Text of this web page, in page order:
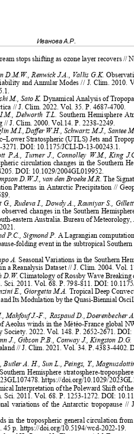
Иванова А.Р.
stops shifting as ozone layer recovers //
D.M.W., Renwick J.A., Vallis G.K.
and Annular Modes // J. Clim. 2010.
M., Sato K. Dynamical Analysis of
// J. Clim. 2022. Vol. 35. P. 4687-4700.
Delworth T.L.Southern Hemisphere
// J. Clim. 2000. Vol.14. P. 2238-2249.
M.I., Daffer W.H., Schwartz M.J., Santee
Stratospheric (UTLS) Jets and
DOI: 10.1175/JCLI-D-13-00243.1.
P.A., Turner J., Connolley W.M., King
circulation changes in the Southern
DOI: 10.1029/2004GL019952.
D.W.J., van den Broeke M.R.The
Patterns in Antarctic Precipitation //
G., Rudeva I., Dowdy A., Rauniyar S.,
changes in the Southern
eastern Australia. Bureau of
P.C., Sigmond P. A Lagrangian
folding event in the subtropical
A. Seasonal Variations in the Southern
in a Reanalysis Dataset // J. Clim. 2004. Vol.
D.W.Climatology of Rossby Wave
Sci. 2011. Vol. 68. P. 798-811. DOI:
E., Giorgetta M.A. Tropical Deep
Its Modulation by the Quasi-Biennial
Mahfouf J.-F., Raspaud D., Doerenbecher
Aeolus winds in the Météo-France global
Society. 2022. Vol. 148. P. 2652-2671.
J., Gibson P.B., Conway J., Kingston D.G.
// J. Clim. 2021. Vol. 34. P. 4383-
Butler A. H., Sun L., Peings, Y.,
Hemisphere stratosphere-
https://doi.org/10.1029/
Interpretation of the Poleward Shift of
Sci. 2011. Vol. 68. P. 1253-1272. DOI:
variations of the Antarctic tropopause
in the tropospheric general circulation
45 p. https://doi.org/10.5194/wcd-2022-19.